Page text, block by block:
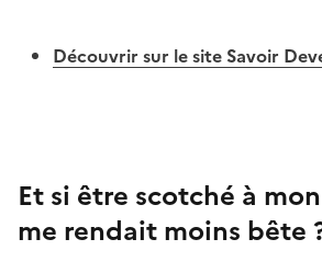
Découvrir sur le site Savoir
Et si être scotché à
me rendait moins bête